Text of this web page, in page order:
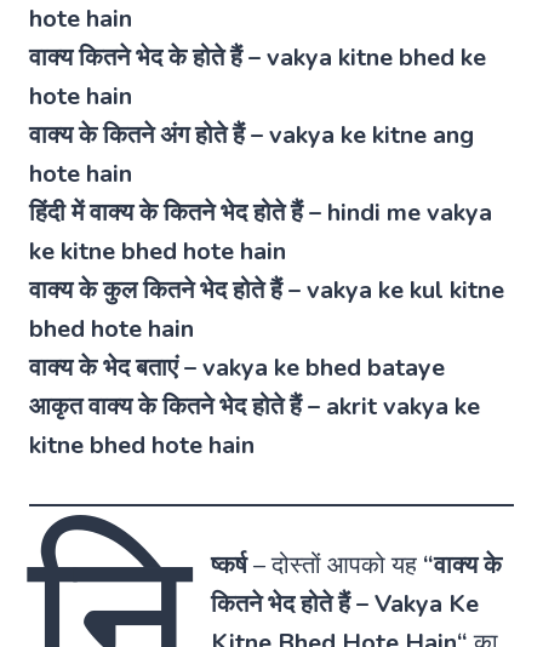
hote hain
वाक्य कितने भेद के होते हैं – vakya kitne bhed ke
hote hain
वाक्य के कितने अंग होते हैं – vakya ke kitne ang
hote hain
हिंदी में वाक्य के कितने भेद होते हैं – hindi me vakya
ke kitne bhed hote hain
वाक्य के कुल कितने भेद होते हैं – vakya ke kul kitne
bhed hote hain
वाक्य के भेद बताएं – vakya ke bhed bataye
आकृत वाक्य के कितने भेद होते हैं – akrit vakya ke
kitne bhed hote hain
ष्कर्ष–दोस्तों आपको यह“वाक्य के
कितने भेद होते हैं–Vakya Ke